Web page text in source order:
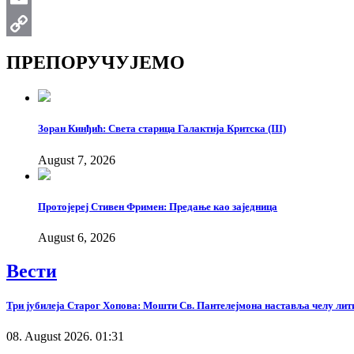
Email
ПРЕПОРУЧУЈЕМО
Зоран Кинђић: Света старица Галактија Критска (III)
August 7, 2026
Протојереј Стивен Фримен: Предање као заједница
August 6, 2026
Вести
Три јубилеја Старог Хопова: Мошти Св. Пантелејмона наставља челу
08. August 2026. 01:31